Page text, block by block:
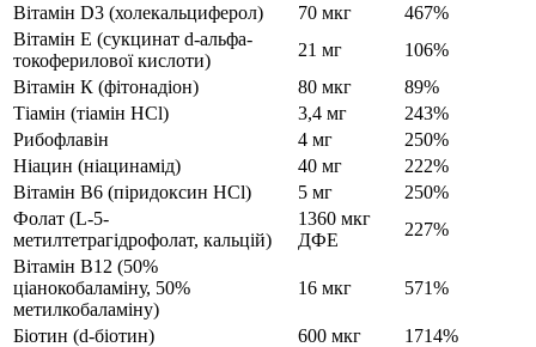
Вітамін D3 (холекальциферол)
70 мкг
467%
Вітамін Е (сукцинат d-альфа-
токоферилової кислоти)
21 мг
106%
Вітамін К (фітонадіон)
80 мкг
89%
Тіамін (тіамін HCl)
3,4 мг
243%
Рибофлавін
4 мг
250%
Ніацин (ніацинамід)
40 мг
222%
Вітамін B6 (піридоксин HCl)
5 мг
250%
Фолат (L-5-
метилтетрагідрофолат, кальцій)
1360 мкг
ДФЕ
227%
Вітамін B12 (50%
ціанокобаламіну, 50%
метилкобаламіну)
16 мкг 571%
Біотин (d-біотин) 600 мкг
1714%